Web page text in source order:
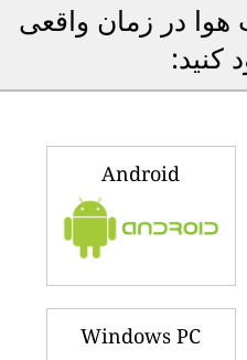
در زمان واقعی
کنید:
Android
Windows PC